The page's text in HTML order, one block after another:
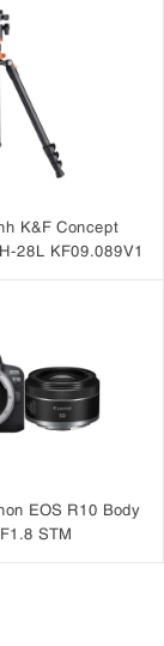
người mới bắt đầu,
tự động phát hiện
tấm và áp dụng
tăng độ sâu trường
chụp cận cảnh
trạng mờ nhòe do
các vùng sáng/tối
K&F Concept
28L KF09.089V1
EOS R10 Body
STM